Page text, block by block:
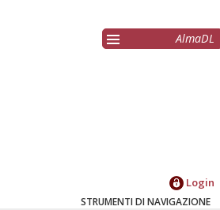
AlmaDL
Login
STRUMENTI DI NAVIGAZIONE